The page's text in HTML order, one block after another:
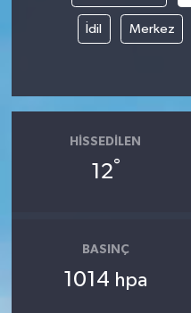
İdil Merkez
HISSEDILEN
12°
BASINÇ
1014 hpa